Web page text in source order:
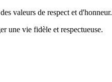
valeurs de respect et d'honneur.
une vie fidèle et respectueuse.